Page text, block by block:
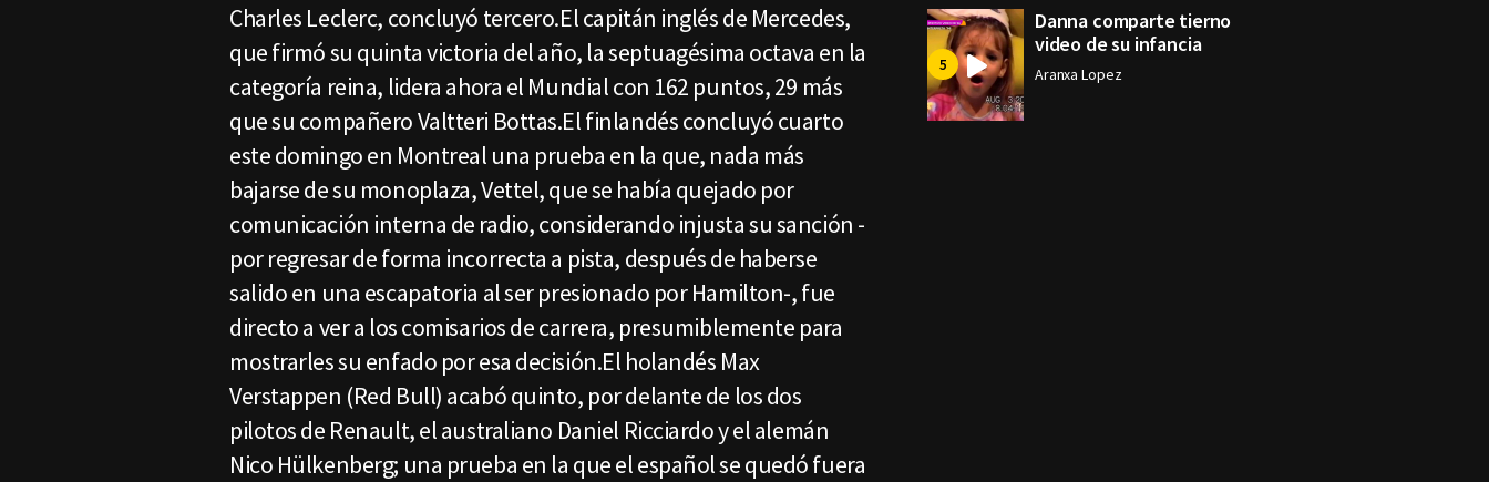
Charles Leclerc, concluyó tercero.El capitán inglés de Mercedes,
que firmó su quinta victoria del año, la septuagésima octava en la
categoría reina, lidera ahora el Mundial con 162 puntos, 29 más
que su compañero Valtteri Bottas.El finlandés concluyó cuarto
este domingo en Montreal una prueba en la que, nada más
bajarse de su monoplaza, Vettel, que se había quejado por
comunicación interna de radio, considerando injusta su sanción -
por regresar de forma incorrecta a pista, después de haberse
salido en una escapatoria al ser presionado por Hamilton-, fue
directo a ver a los comisarios de carrera, presumiblemente para
mostrarles su enfado por esa decisión.El holandés Max
Verstappen (Red Bull) acabó quinto, por delante de los dos
pilotos de Renault, el australiano Daniel Ricciardo y el alemán
Nico Hülkenberg; una prueba en la que el español se quedó fuera
Danna comparte tierno
video de su infancia
Aranxa Lopez